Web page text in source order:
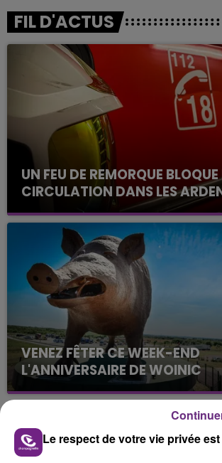
FIL D'ACTUS
UN FEU DE REMORQUE
CIRCULATION DANS LES
Un feu de remorque s'est déclaré
fin de matinée sur l'A34.
VENEZ FÊTER CE WEEK-END
L'ANNIVERSAIRE DE WOINIC
Ce samedi 8 août sera un grand
l'anniversaire du plus gros sanglier
Une fête est donc organisée et
conviés !
TITRES DIFFUSÉS
Le respect de votre vie privée